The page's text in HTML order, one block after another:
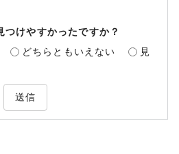
つけやすかったですか？
どちらともいえない
見
送信